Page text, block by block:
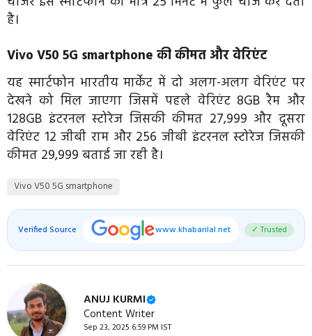
है।
Vivo V50 5G smartphone की कीमत और वेरिएंट
यह स्मार्टफोन भारतीय मार्केट में दो अलग-अलग वेरिएंट पर
देखने को मिल जाएगा जिसमें पहले वेरिएंट 8GB रैम और
128GB इंटरनल स्टोरेज जिसकी कीमत 27,999 और दूसरा
वेरिएंट 12 जीबी राम और 256 जीबी इंटरनल स्टोरेज जिसकी
कीमत 29,999 बताई जा रही है।
Vivo V50 5G smartphone
Verified Source www.khabarilal.net ✓ Trusted
ANUJ KURMI
Content Writer
Sep 23, 2025 6:59 PM IST